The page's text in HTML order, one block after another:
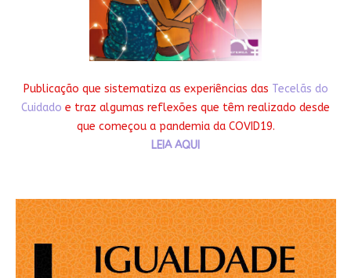
Publicação que sistematiza as experiências das Tecelãs do
Cuidado e traz algumas reflexões que têm realizado desde
que começou a pandemia da COVID19.
LEIA AQUI